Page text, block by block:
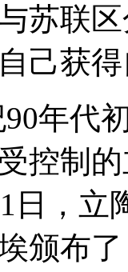
苏联
己获
年代
控制
日，
颁布